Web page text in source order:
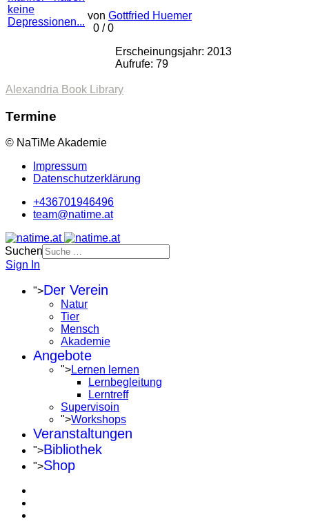
von Gottfried Huemer
0 /0
Erscheinungsjahr: 2013
Aufrufe: 79
Alexandria Book Library
Termine
© NaTiMe Akademie
Impressum
Datenschutzerklärung
+436701946496
team@natime.at
Suchen
Sign In
">Der Verein
Natur
Tier
Mensch
Akademie
Angebote
">Lernen lernen
Lernbegleitung
Lerntreff
Supervisoin
">Workshops
Veranstaltungen
">Bibliothek
">Shop